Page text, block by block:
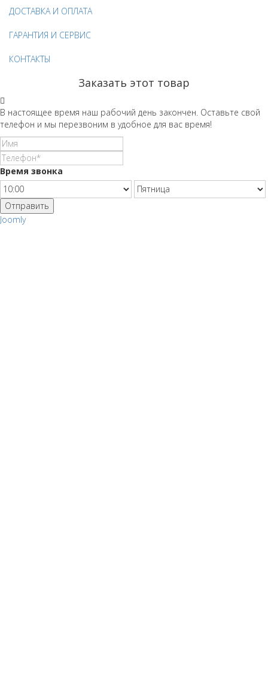
ДОСТАВКА И ОПЛАТА
ГАРАНТИЯ И СЕРВИС
КОНТАКТЫ
Заказать этот товар
В настоящее время наш рабочий день закончен. Оставьте свой
телефон и мы перезвоним в удобное для вас время!
Время звонка
Отправить
Joomly